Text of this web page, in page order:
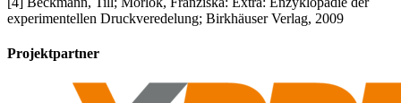
experimentellen Druckveredelung; Birkhäuser Verlag, 2009
Projektpartner